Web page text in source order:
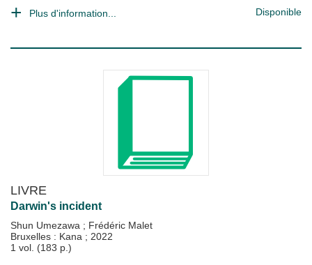
Plus d'information... Disponible
LIVRE
Darwin's incident
Shun Umezawa ; Frédéric Malet
Bruxelles : Kana ; 2022
1 vol. (183 p.)